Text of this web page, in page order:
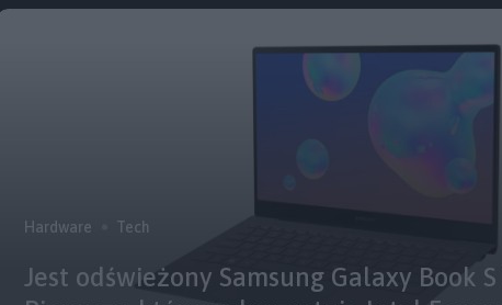
Hardware Tech
Jest odświeżony Samsung Galaxy Book S